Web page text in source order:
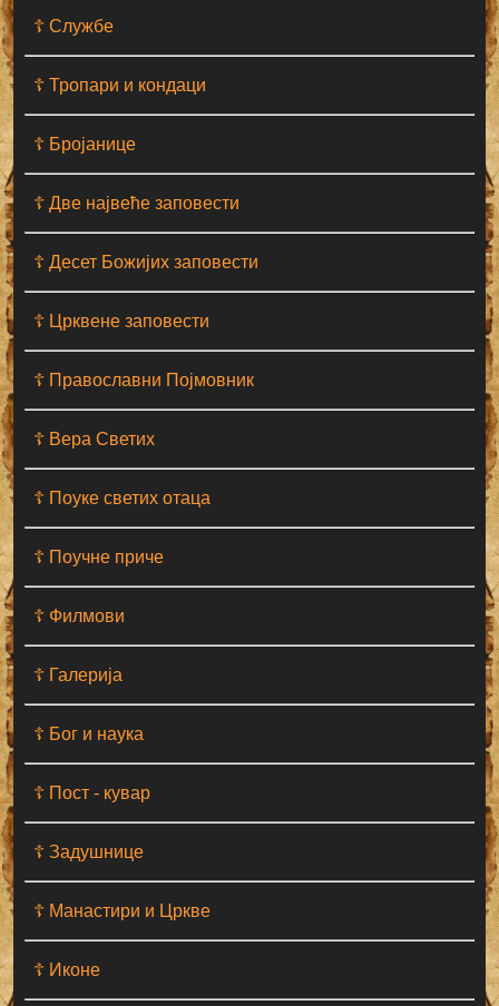
☦ Службе
☦ Тропари и кондаци
☦ Бројанице
☦ Две највеће заповести
☦ Десет Божијих заповести
☦ Црквене заповести
☦ Православни Појмовник
☦ Вера Светих
☦ Поуке светих отаца
☦ Поучне приче
☦ Филмови
☦ Галерија
☦ Бог и наука
☦ Пост - кувар
☦ Задушнице
☦ Манастири и Цркве
☦ Иконе